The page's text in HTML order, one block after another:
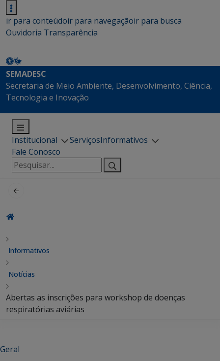
ir para conteúdoir para navegaçãoir para busca
Ouvidoria Transparência
SEMADESC
Secretaria de Meio Ambiente, Desenvolvimento, Ciência,
Tecnologia e Inovação
Institucional ServiçosInformativos
Fale Conosco
Pesquisar
por:
Informativos
Notícias
Abertas as inscrições para workshop de doenças
respiratórias aviárias
Geral